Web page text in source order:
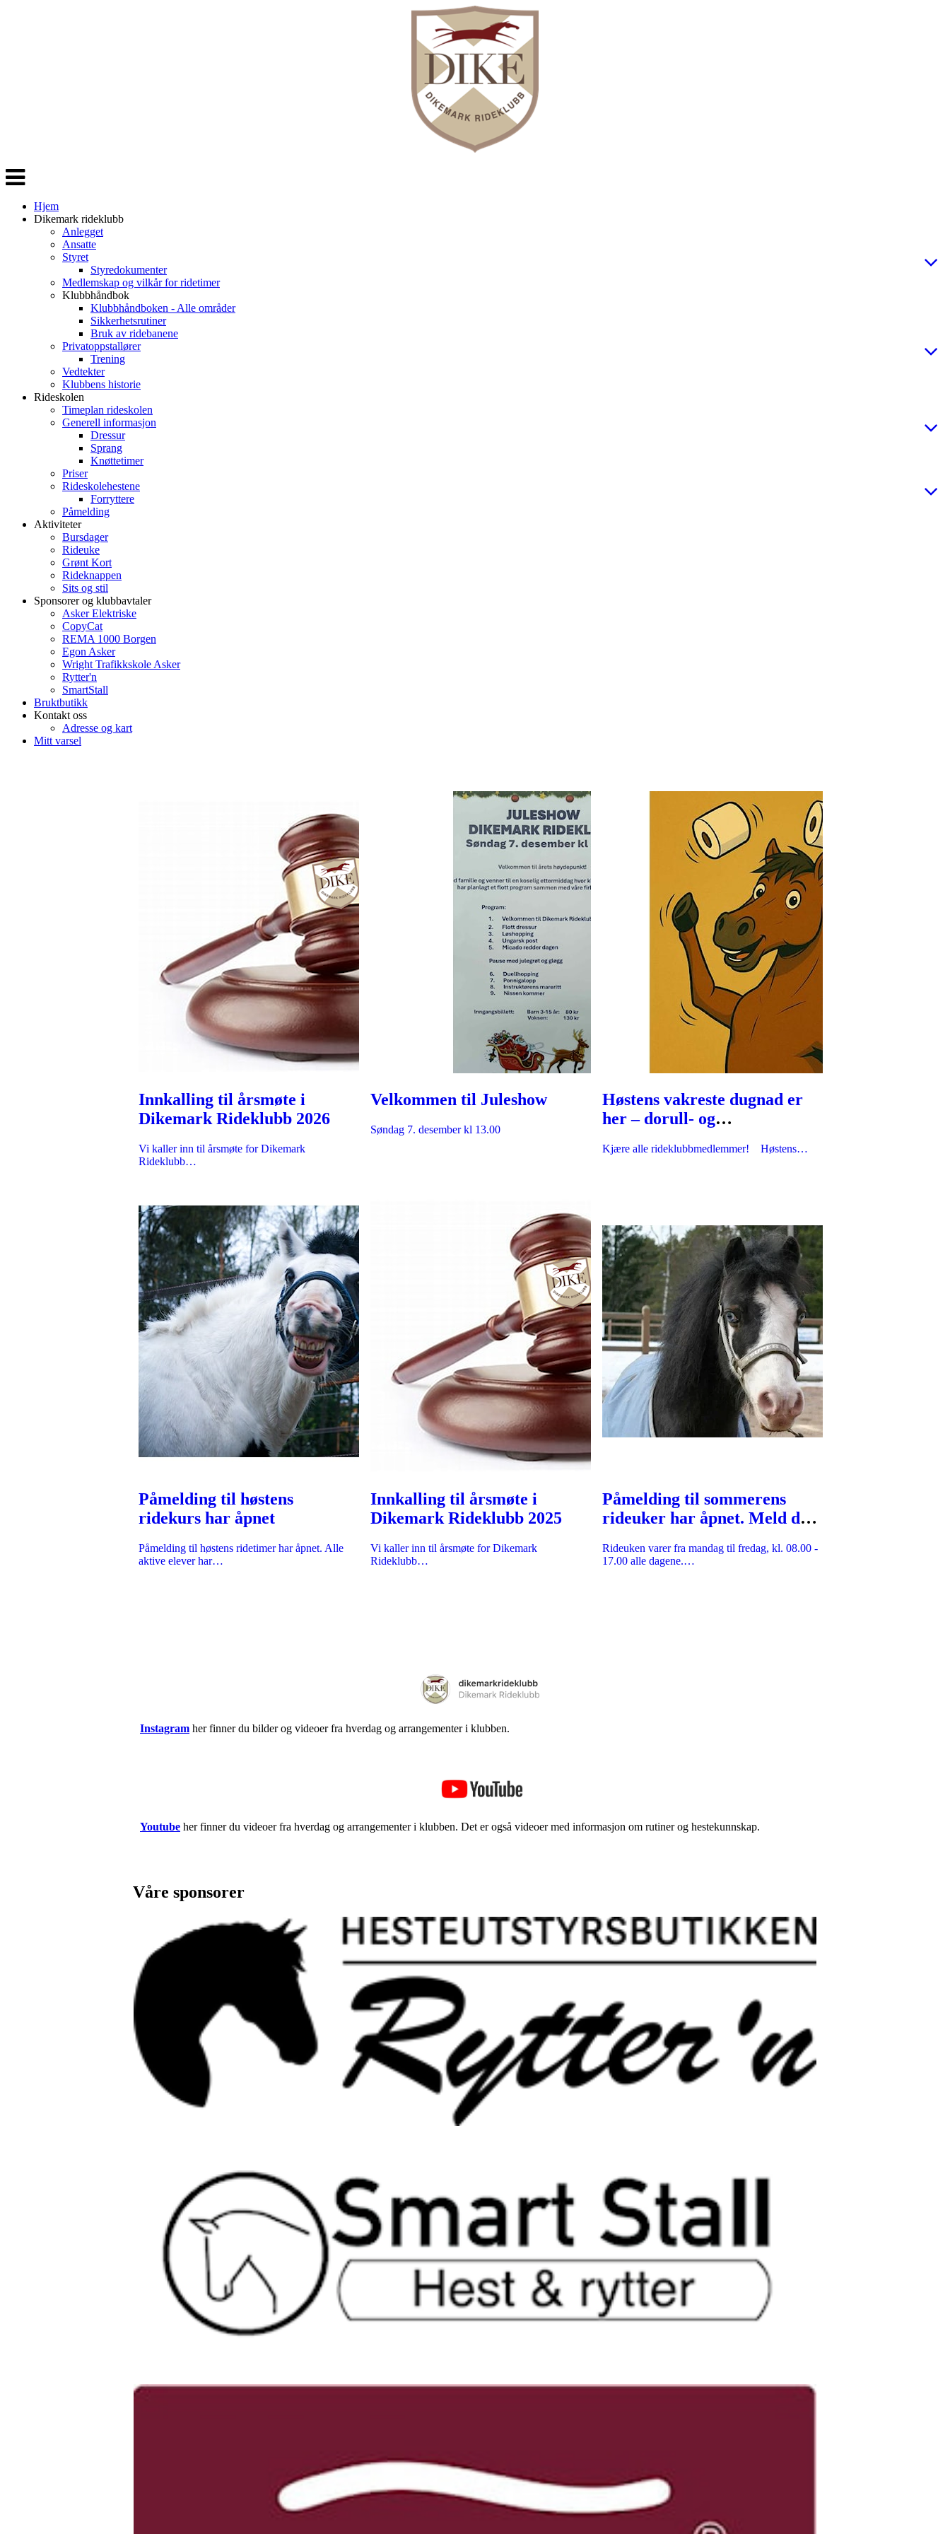
Veksle
navigasjon
Hjem
Dikemark rideklubb
Anlegget
Ansatte
Styret
Styredokumenter
Medlemskap og vilkår for ridetimer
Klubbhåndbok
Klubbhåndboken - Alle områder
Sikkerhetsrutiner
Bruk av ridebanene
Privatoppstallører
Trening
Vedtekter
Klubbens historie
Rideskolen
Timeplan rideskolen
Generell informasjon
Dressur
Sprang
Knøttetimer
Priser
Rideskolehestene
Forryttere
Påmelding
Aktiviteter
Bursdager
Rideuke
Grønt Kort
Rideknappen
Sits og stil
Sponsorer og klubbavtaler
Asker Elektriske
CopyCat
REMA 1000 Borgen
Egon Asker
Wright Trafikkskole Asker
Rytter'n
SmartStall
Bruktbutikk
Kontakt oss
Adresse og kart
Mitt varsel
Innkalling til årsmøte i
Dikemark Rideklubb 2026
Vi kaller inn til årsmøte for Dikemark
Rideklubb…
Velkommen til Juleshow
Søndag 7. desember kl 13.00
Høstens vakreste dugnad er
her – dorull- og
Kjære alle rideklubbmedlemmer! Høstens…
Påmelding til høstens
ridekurs har åpnet
Påmelding til høstens ridetimer har åpnet. Alle
aktive elever har…
Innkalling til årsmøte i
Dikemark Rideklubb 2025
Vi kaller inn til årsmøte for Dikemark
Rideklubb…
Påmelding til sommerens
rideuker har åpnet. Meld deg
Rideuken varer fra mandag til fredag, kl. 08.00 -
17.00 alle dagene.…
Instagram her finner du bilder og videoer fra hverdag og arrangementer i klubben.
Youtube her finner du videoer fra hverdag og arrangementer i klubben. Det er også videoer med informasjon om rutiner og hestekunnskap.
Våre sponsorer